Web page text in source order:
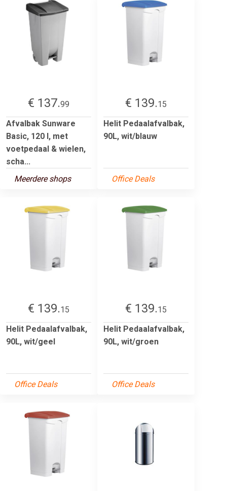
€ 137.99
Afvalbak Sunware
Basic, 120 l, met
voetpedaal & wielen,
scha...
Meerdere shops
€ 139.15
Helit Pedaalafvalbak,
90L, wit/blauw
Office Deals
€ 139.15
Helit Pedaalafvalbak,
90L, wit/geel
Office Deals
€ 139.15
Helit Pedaalafvalbak,
90L, wit/groen
Office Deals